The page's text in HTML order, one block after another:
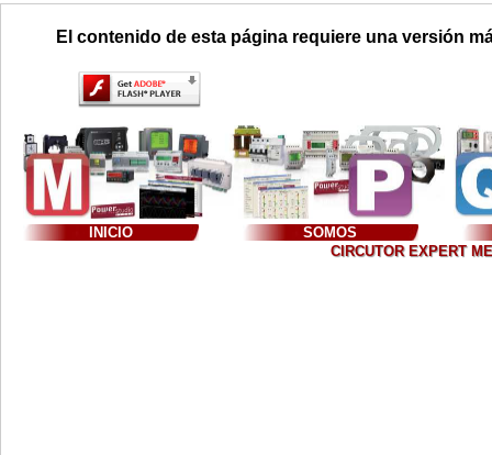
El contenido de esta página requiere una versión
INICIO
SOMOS
CIRCUTOR EXPERT